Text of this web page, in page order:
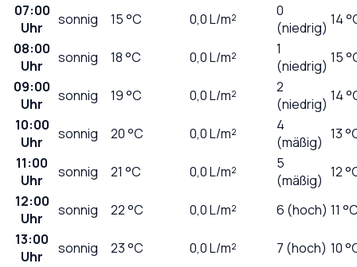
07:00
Uhr
sonnig 15°C 0,0L/m²
0
(niedrig) 14
08:00
Uhr
sonnig 18°C 0,0L/m²
1
(niedrig) 15
09:00
Uhr
sonnig 19°C 0,0L/m²
2
(niedrig) 14
10:00
Uhr
sonnig 20°C 0,0L/m²
4
(mäßig) 13
11:00
Uhr
sonnig 21 °C 0,0L/m²
5
(mäßig) 12
12:00
Uhr
sonnig 22°C 0,0L/m² 6 (hoch) 11
13:00
Uhr
sonnig 23°C 0,0L/m² 7 (hoch) 10